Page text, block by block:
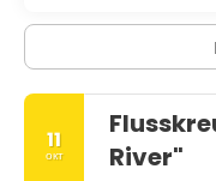
11
окт
River"